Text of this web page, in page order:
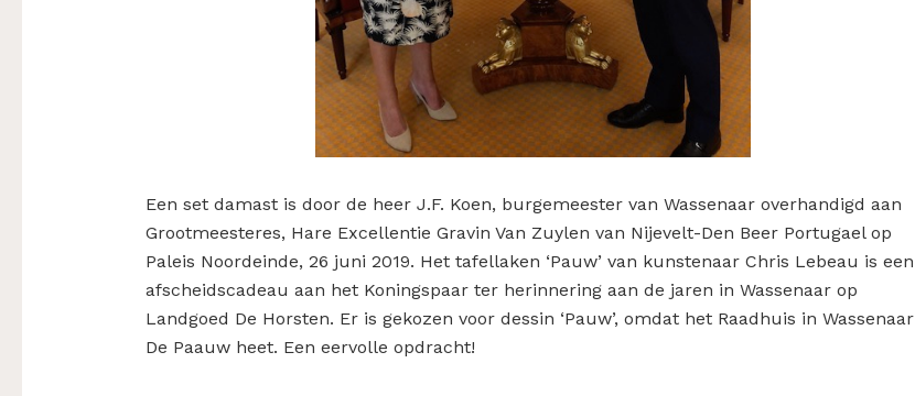
Een set damast is door de heer J.F. Koen, burgemeester van Wassenaar overhandigd aan
Grootmeesteres, Hare Excellentie Gravin Van Zuylen van Nijevelt-Den Beer Portugael op
Paleis Noordeinde, 26 juni 2019. Het tafellaken ‘Pauw’ van kunstenaar Chris Lebeau is een
afscheidscadeau aan het Koningspaar ter herinnering aan de jaren in Wassenaar op
Landgoed De Horsten. Er is gekozen voor dessin ‘Pauw’, omdat het Raadhuis in Wassenaar
De Paauw heet. Een eervolle opdracht!